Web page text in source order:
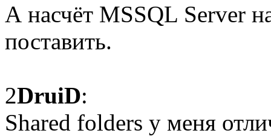
А насчёт MSSQL Server
поставить.
2DruiD:
Shared folders у меня